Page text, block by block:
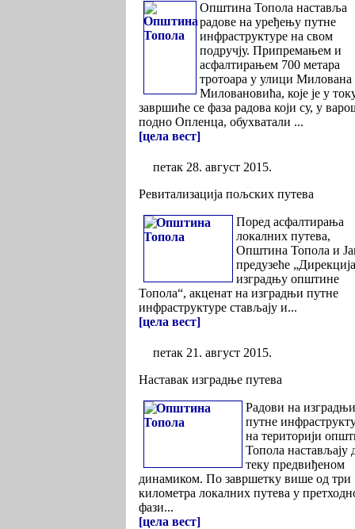
Општина Топола наставља
радове на уређењу путне
инфраструктуре на свом
подручју. Припремањем и
асфалтирањем 700 метара
тротоара у улици Милована
Миловановића, које је у
завршиће се фаза радова који су, у
подно Опленца, обухватали ...
[цела вест]
петак 28. август 2015.
Ревитализација пољских путева
Поред асфалтирања
локалних путева,
Општина Топола и
предузеће
изградњу општине
Топола“, акценат на изградњи путне
инфраструктуре стављају и...
[цела вест]
петак 21. август 2015.
Наставак изградње путева
Радови на
путне
на територији
Топола настављају
теку предвиђеном
динамиком. По завршетку више од три
километра локалних путева у
фази...
[цела вест]